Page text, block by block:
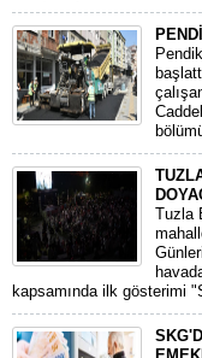
Tuzla
kapsamında ilk gösterimi